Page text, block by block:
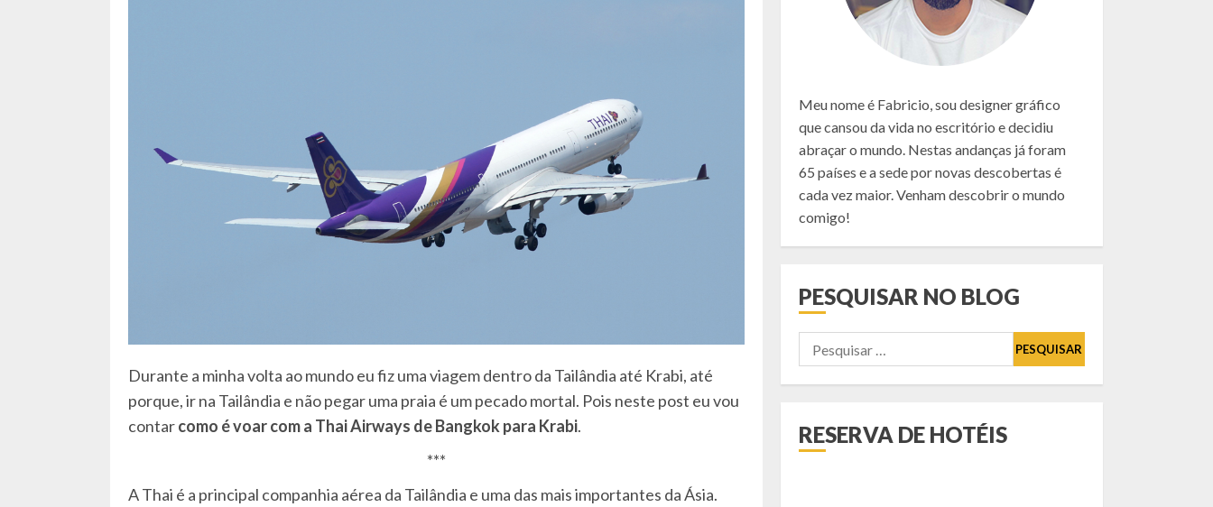
Durante a minha volta ao mundo eu fiz uma viagem dentro da Tailândia até Krabi, até
porque, ir na Tailândia e não pegar uma praia é um pecado mortal. Pois neste post eu vou
contarcomo é voar com a Thai Airways de Bangkok para Krabi.
***
A Thai é a principal companhia aérea da Tailândia e uma das mais importantes da Ásia.
Meu nome é Fabricio, sou designer gráfico
que cansou da vida no escritório e decidiu
abraçar o mundo. Nestas andanças já foram
65 países e a sede por novas descobertas é
cada vez maior. Venham descobrir o mundo
comigo!
PESQUISAR NO BLOG
Pesquisar
por:
RESERVA DE HOTÉIS